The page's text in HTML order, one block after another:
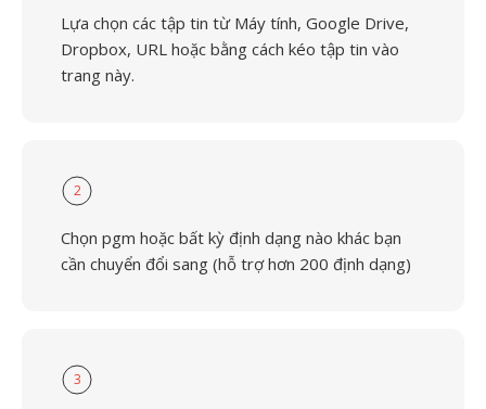
Lựa chọn các tập tin từ Máy tính, Google Drive,
Dropbox, URL hoặc bằng cách kéo tập tin vào
trang này.
2
Chọn pgm hoặc bất kỳ định dạng nào khác bạn
cần chuyển đổi sang (hỗ trợ hơn 200 định dạng)
3